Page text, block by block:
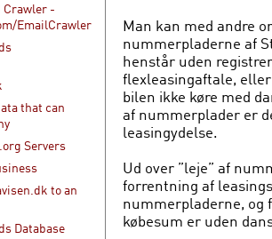
Crawler -
EmailCrawler
that can
Servers
to an
Database
Man kan med andre
nummerpladerne af
henstår uden
flexleasingaftale,
bilen ikke køre med
af nummerplader er
leasingydelse.
Ud over ”leje” af
forrentning af
nummerpladerne, og
købesum er uden